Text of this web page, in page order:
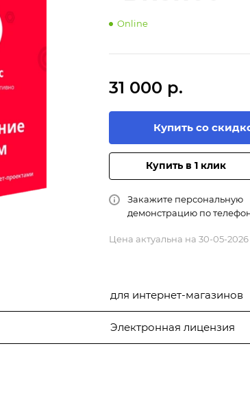
Online
31 000 р.
Купить со
Купить в 1 клик
Закажите персональную
демонстрацию по
Цена актуальна на 30-05-2026
для интернет-магазинов
Электронная лицензия